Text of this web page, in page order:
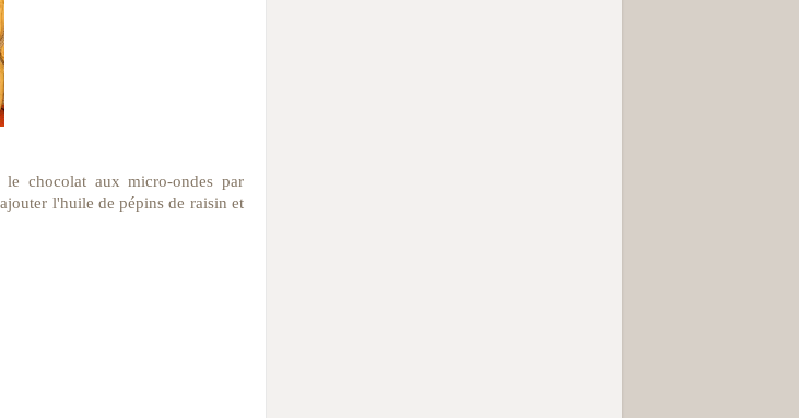
chocolat aux micro-ondes par
l'huile de pépins de raisin et